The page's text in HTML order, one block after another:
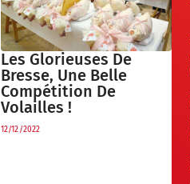
Les Glorieuses De
Bresse, Une Belle
Compétition De
Volailles !
12/12/2022